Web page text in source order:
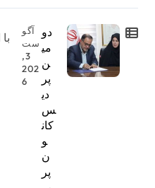
دو
می
ن
پر
دی
س
کان
و
ن
پر
آگو
ست
3,
202
6